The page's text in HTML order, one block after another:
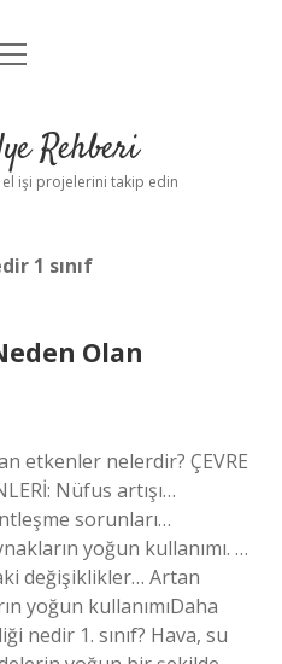
UyarıRehberi
el işi projelerini takip edin
1 sınıf
Olan
etkenler nelerdir? ÇEVRE
Nüfus artışı…
sorunları…
yoğun kullanımı. …
değişiklikler… Artan
yoğun kullanımıDaha
nedir 1. sınıf? Hava, su